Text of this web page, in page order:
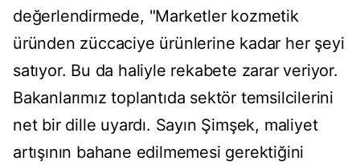
değerlendirmede, "Marketler kozmetik
üründen züccaciye ürünlerine kadar her şeyi
satıyor. Bu da haliyle rekabete zarar veriyor.
Bakanlarımız toplantıda sektör temsilcilerini
net bir dille uyardı. Sayın Şimşek, maliyet
artışının bahane edilmemesi gerektiğini